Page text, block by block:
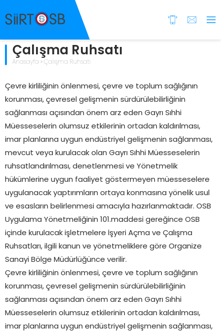
Çalışma Ruhsatı
Anasayfa » Çalışma Ruhsatı
Çevre kirliliğinin önlenmesi, çevre ve toplum sağlığının
korunması, çevresel gelişmenin sürdürülebilirliğinin
sağlanması açısından önem arz eden Gayrı Sıhhi
Müesseselerin olumsuz etkilerinin ortadan kaldırılması,
imar planlarına uygun endüstriyel gelişmenin sağlanması,
mevcut veya kurulacak olan Gayrı Sıhhi Müesseselerin
ruhsatlandırılması, denetlenmesi ve Yönetmelik
hükümlerine uygun faaliyet göstermeyen müesseselere
uygulanacak yaptırımların ortaya konmasına yönelik usul
ve esasların belirlenmesi amacıyla hazırlanmaktadır. OSB
Uygulama Yönetmeliğinin 101.maddesi gereğince OSB
içinde kurulacak işletmelere İşyeri Açma ve Çalışma
Ruhsatları, ilgili kanun ve yönetmeliklere göre Organize
Sanayi Bölge Müdürlüğünce verilir.
Çevre kirliliğinin önlenmesi, çevre ve toplum sağlığının
korunması, çevresel gelişmenin sürdürülebilirliğinin
sağlanması açısından önem arz eden Gayrı Sıhhi
Müesseselerin olumsuz etkilerinin ortadan kaldırılması,
imar planlarına uygun endüstriyel gelişmenin sağlanması,